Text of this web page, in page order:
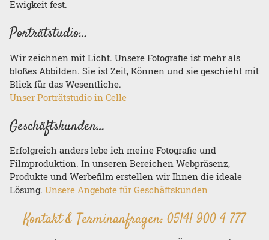
Ewigkeit fest.
Porträtstudio…
Wir zeichnen mit Licht. Unsere Fotografie ist mehr als
bloßes Abbilden. Sie ist Zeit, Können und sie geschieht mit
Blick für das Wesentliche.
Unser Porträtstudio in Celle
Geschäftskunden…
Erfolgreich anders lebe ich meine Fotografie und
Filmproduktion. In unseren Bereichen Webpräsenz,
Produkte und Werbefilm erstellen wir Ihnen die ideale
Lösung. Unsere Angebote für Geschäftskunden
Kontakt & Terminanfragen: 05141 900 4 777